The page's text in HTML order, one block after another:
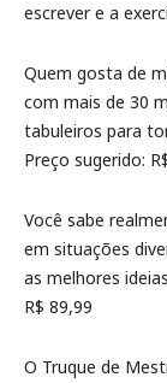
escrever e a
Quem gosta de
com mais de 30
tabuleiros para
Preço sugerido:
Você sabe
em situações
as melhores
R$ 89,99
O Truque de